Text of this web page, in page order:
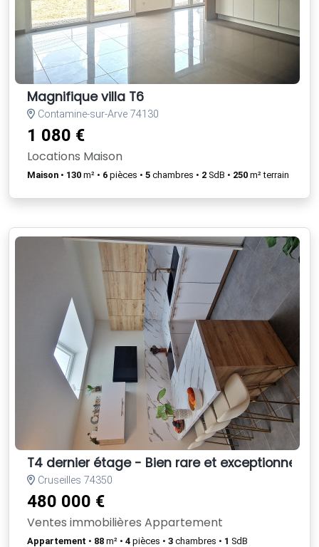
Magnifique villa T6
Contamine-sur-Arve 74130
1 080 €
Locations Maison
Maison • 130 m² • 6 pièces • 5 chambres • 2 SdB • 250 m² terrain
T4 dernier étage - Bien rare et exceptionnel à
Cruseilles 74350
480 000 €
Ventes immobilières Appartement
Appartement • 88 m² • 4 pièces • 3 chambres • 1 SdB